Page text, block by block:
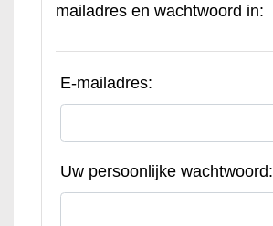
mailadres en wachtwoord in:
E-mailadres:
Uw persoonlijke wachtwoord: